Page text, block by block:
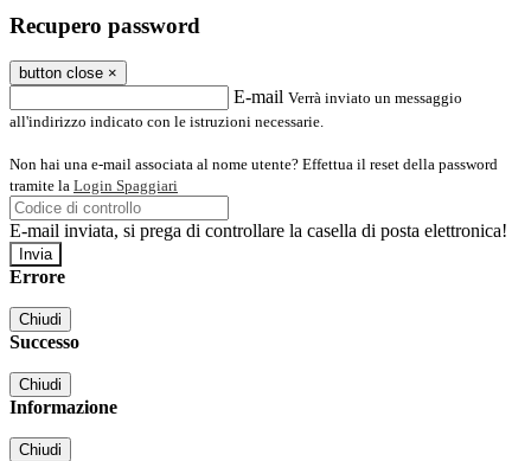
Recupero password
button close ×
E-mail Verrà inviato un messaggio
all'indirizzo indicato con le istruzioni necessarie.
Non hai una e-mail associata al nome utente? Effettua il reset della password
tramite la Login Spaggiari
E-mail inviata, si prega di controllare la casella di posta elettronica!
Errore
Chiudi
Successo
Chiudi
Informazione
Chiudi